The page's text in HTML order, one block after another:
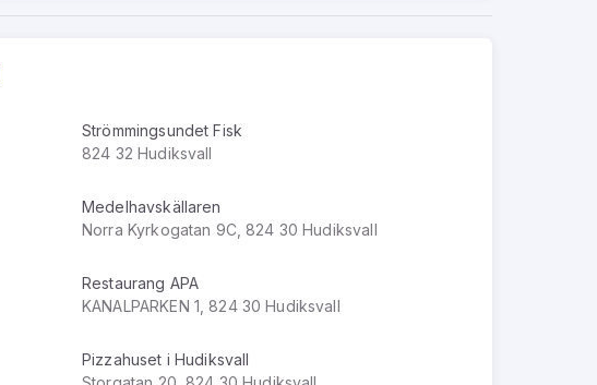
Strömmingsundet Fisk
824 32 Hudiksvall
Medelhavskällaren
Norra Kyrkogatan 9C, 824 30 Hudiksvall
Restaurang APA
KANALPARKEN 1, 824 30 Hudiksvall
Pizzahuset i Hudiksvall